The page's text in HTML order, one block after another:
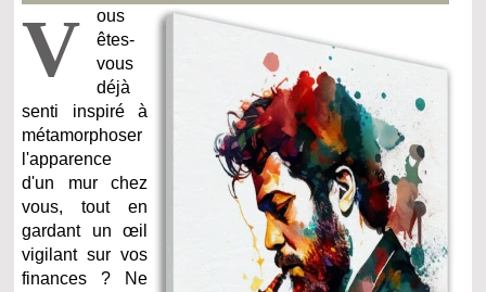
V
ous
êtes-
vous
déjà
senti inspiré à
métamorphoser
l'apparence
d'un mur chez
vous, tout en
gardant un œil
vigilant sur vos
finances ? Ne